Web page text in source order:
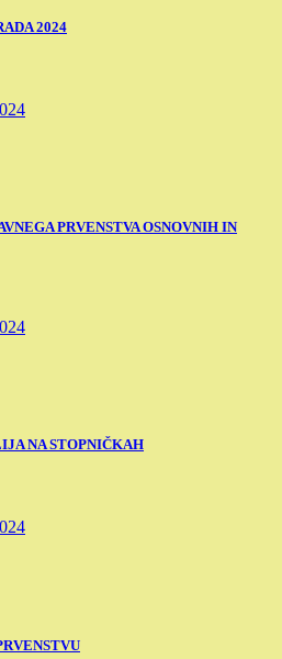
2024
PRVENSTVA OSNOVNIH IN
NA STOPNIČKAH